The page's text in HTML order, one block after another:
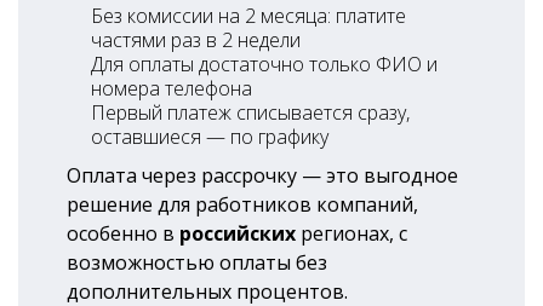
Без комиссии на 2 месяца: платите
частями раз в 2 недели
Для оплаты достаточно только ФИО и
номера телефона
Первый платеж списывается сразу,
оставшиеся — по графику
Оплата через рассрочку — это выгодное
решение для работников компаний,
особенно в российских регионах, с
возможностью оплаты без
дополнительных процентов.